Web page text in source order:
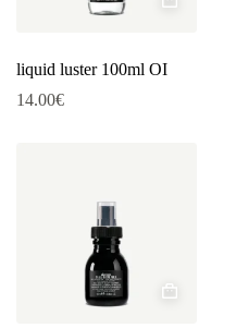
liquid luster 100ml OI
14.00€